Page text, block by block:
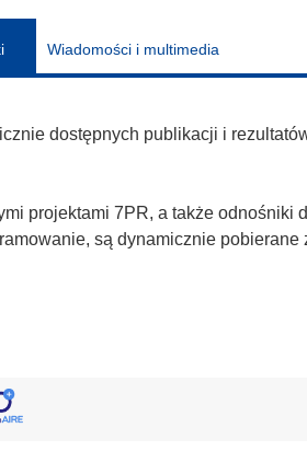
Wiadomości i multimedia
dostępnych publikacji i
projektami 7PR, a także odnośniki
są dynamicznie pobierane